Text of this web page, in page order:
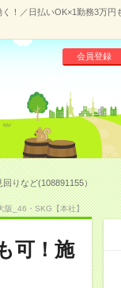
！／日払いOK×1勤務3万円
会員登録
りなど(108891155）
阪_46・SKG【本社】
可！施